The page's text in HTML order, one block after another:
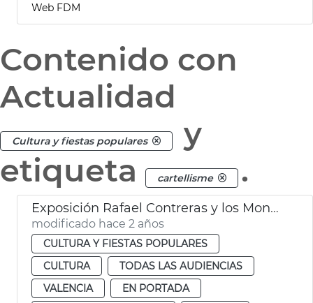
Web FDM
Contenido con
Actualidad
Cultura y fiestas populares
y
etiqueta
cartellisme .
Exposición Rafael Contreras y los Mongrell
modificado hace 2 años
CULTURA Y FIESTAS POPULARES
CULTURA
TODAS LAS AUDIENCIAS
VALENCIA
EN PORTADA